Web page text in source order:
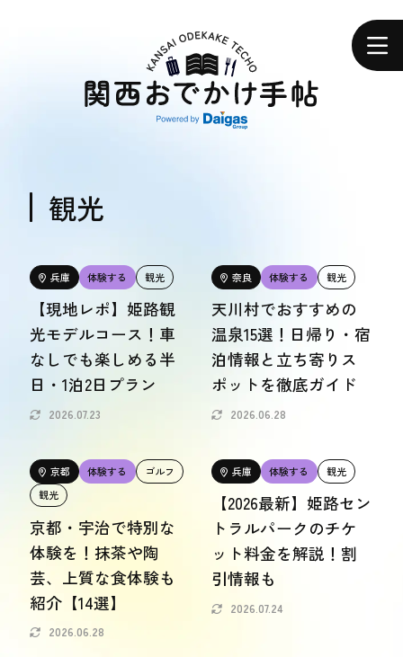
エリアで探す
食べる
体験する
体験する
おトク情報
おトク情報
おすすめ
関西おでかけ手帖とは
お問い合わせ
観光
兵庫 体験する 観光
【現地レポ】姫路観
光モデルコース！車
なしでも楽しめる半
日・1泊2日プラン
2026.07.23
奈良 体験する 観光
天川村でおすすめの
温泉15選！日帰り・宿
泊情報と立ち寄りス
ポットを徹底ガイド
2026.06.28
京都 体験する
ゴルフ
観光
京都・宇治で特別な
体験を！抹茶や陶
芸、上質な食体験も
紹介【14選】
2026.06.28
兵庫 体験する 観光
【2026最新】姫路セン
トラルパークのチケ
ット料金を解説！割
引情報も
2026.07.24